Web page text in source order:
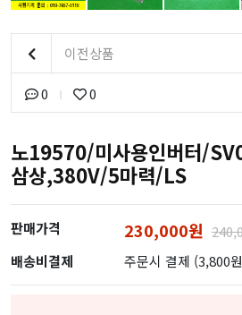
이전상품
0 0
노19570/미사용인버터/
삼상,380V/5마력/LS
판매가격 230,000원
배송비결제
주문시 결제 (3,800